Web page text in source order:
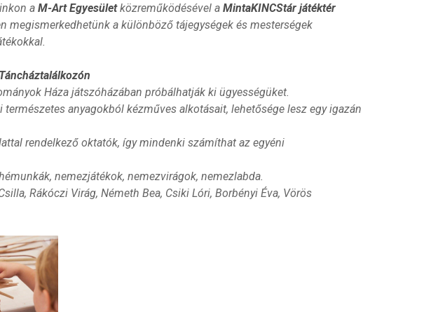
a M-Art Egyesületközreműködésével a MintaKINCStár játéktér
megismerkedhetünk a különböző tájegységek és mesterségek
Háza játszóházában próbálhatják ki ügyességüket.
anyagokból kézműves alkotásait, lehetősége lesz egy igazán
rendelkező oktatók, így mindenki számíthat az egyéni
nemezjátékok, nemezvirágok, nemezlabda.
Rákóczi Virág, Németh Bea, Csiki Lóri, Borbényi Éva, Vörös